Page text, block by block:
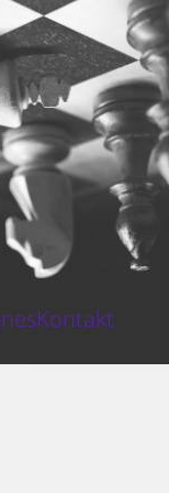
Kontakt